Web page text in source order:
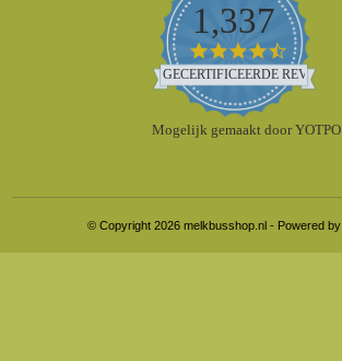
1,337
4.5
star
rating
GECERTIFICEERDE REVIEWS
Mogelijk gemaakt door YOTPO
© Copyright 2026 melkbusshop.nl - Powered by